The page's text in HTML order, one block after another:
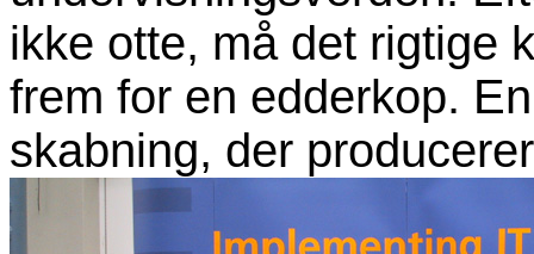
ikke otte, må det
frem for en edderkop.
skabning, der